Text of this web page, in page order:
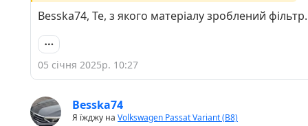
Besska74, Те, з якого матеріалу зроблений фільтр.
05 січня 2025р. 10:27
Besska74
Я їжджу на Volkswagen Passat Variant (B8)